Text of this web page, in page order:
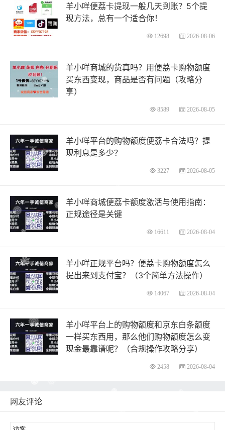
羊小咩便荔卡提现一般几天到账？5个提
现方法，总有一个适合你！
12698 2026-08-06
羊小咩商城的货真吗？用便荔卡购物额度
买东西变现，商品是否有问题（攻略分
享）
8589 2026-08-05
羊小咩平台的购物额度便荔卡合法吗？提
现利息是多少？
3227 2026-08-05
羊小咩商城便荔卡额度激活与使用指南：
正规途径是关键
16611 2026-08-04
羊小咩正规平台吗？便荔卡购物额度怎么
提出来到支付宝？（3个简单方法操作）
14067 2026-08-04
羊小咩平台上的购物额度和京东白条额度
一样买东西用，那么他们购物额度怎么变
现金最靠谱呢？（合规操作攻略分享）
2458 2026-08-04
网友评论